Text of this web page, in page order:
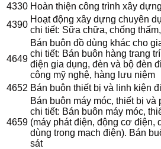
4330 Hoàn thiện công trình xây dựng
4390
Hoạt động xây dựng chuyên
chi tiết: Sữa chữa, chống
4649
Bán buôn đồ dùng khác cho
chi tiết: Bán buôn hàng trang
điện gia dụng, đèn và bộ đèn
công mỹ nghệ, hàng lưu niệm
4652 Bán buôn thiết bị và linh kiện
4659
Bán buôn máy móc, thiết bị và
chi tiết: Bán buôn máy móc,
(máy phát điện, động cơ điện,
dùng trong mạch điện). Bán
sát